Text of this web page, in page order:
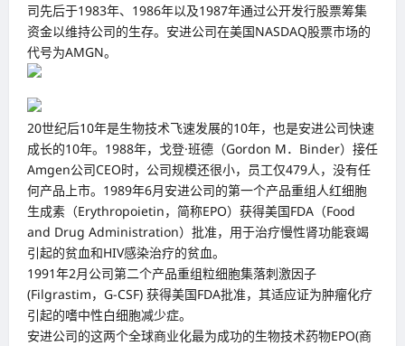
司先后于1983年、1986年以及1987年通过公开发行股票筹集
资金以维持公司的生存。安进公司在美国NASDAQ股票市场的
代号为AMGN。
20世纪后10年是生物技术飞速发展的10年，也是安进公司快速
成长的10年。1988年，戈登·班德（Gordon M．Binder）接任
Amgen公司CEO时，公司规模还很小，员工仅479人，没有任
何产品上市。1989年6月安进公司的第一个产品重组人红细胞
生成素（Erythropoietin，简称EPO）获得美国FDA（Food
and Drug Administration）批准，用于治疗慢性肾功能衰竭
引起的贫血和HIV感染治疗的贫血。
1991年2月公司第二个产品重组粒细胞集落刺激因子
(Filgrastim，G-CSF) 获得美国FDA批准，其适应证为肿瘤化疗
引起的嗜中性白细胞减少症。
安进公司的这两个全球商业化最为成功的生物技术药物EPO(商